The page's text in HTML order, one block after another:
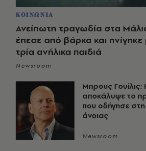
ΚΟΙΝΩΝΙΑ
Ανείπωτη τραγωδία στα
έπεσε από βάρκα και
τρία ανήλικα παιδιά
Newsroom
Μπρους
αποκάλυψε το
που οδήγησε
άνοιας
Newsroom